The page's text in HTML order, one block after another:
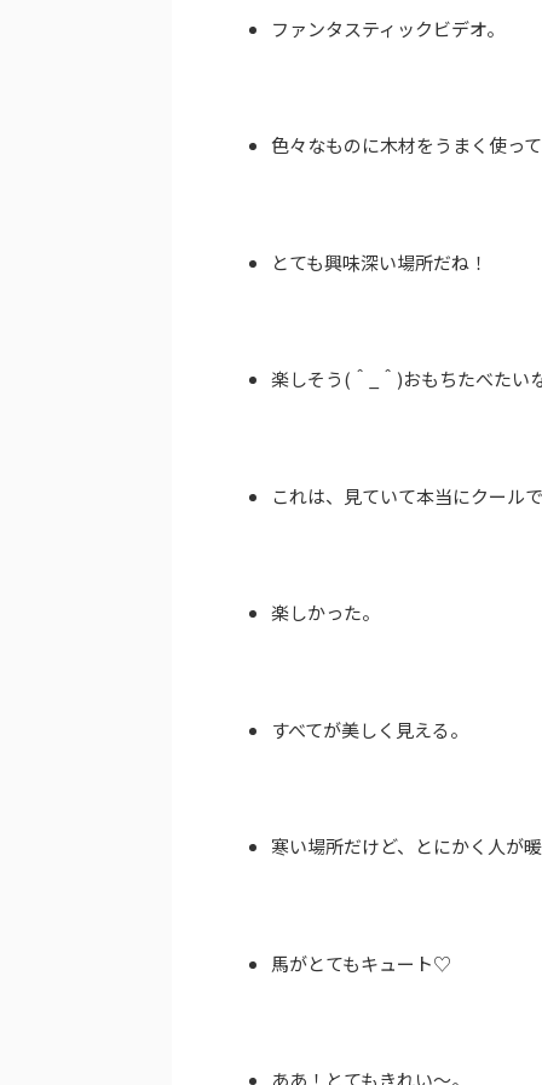
ファンタスティックビデオ。
色々なものに木材をうまく使って
とても興味深い場所だね！
楽しそう(＾_＾)おもちたべたい
これは、見ていて本当にクール
楽しかった。
すべてが美しく見える。
寒い場所だけど、とにかく人が暖
馬がとてもキュート♡
ああ！とてもきれい〜。